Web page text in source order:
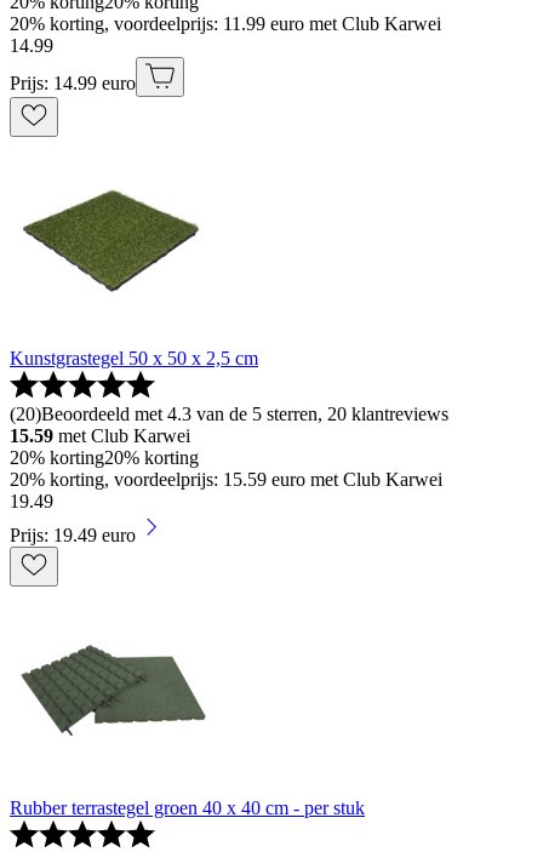
20% korting, voordeelprijs: 11.99 euro met Club Karwei
14.99
Prijs: 14.99 euro
Kunstgrastegel 50 x 50 x 2,5 cm
(20)Beoordeeld met 4.3 van de 5 sterren, 20 klantreviews
15.59 met Club Karwei
20% korting20% korting
20% korting, voordeelprijs: 15.59 euro met Club Karwei
19.49
Prijs: 19.49 euro
Rubber terrastegel groen 40 x 40 cm - per stuk